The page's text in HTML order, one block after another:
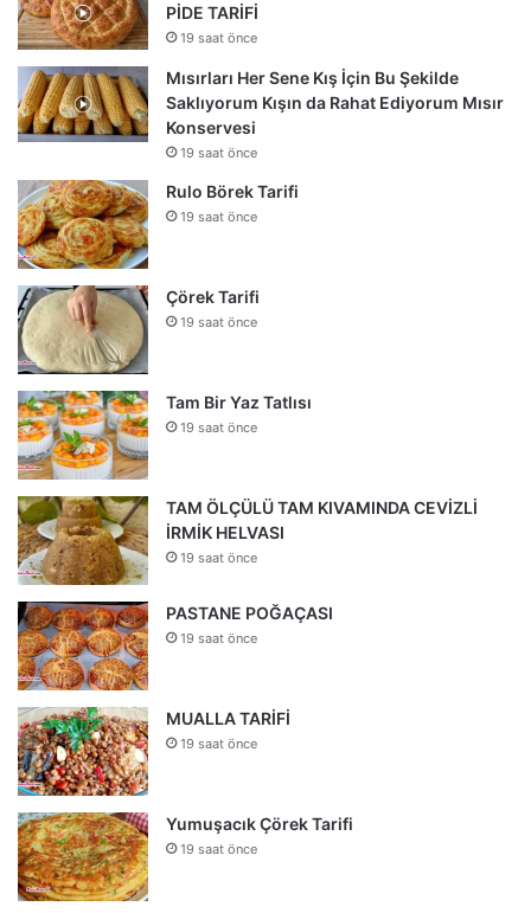
PİDE TARİFİ
19 saat önce
Mısırları Her Sene Kış İçin Bu Şekilde
Saklıyorum Kışın da Rahat Ediyorum Mısır
Konservesi
19 saat önce
Rulo Börek Tarifi
19 saat önce
Çörek Tarifi
19 saat önce
Tam Bir Yaz Tatlısı
19 saat önce
TAM ÖLÇÜLÜ TAM KIVAMINDA CEVİZLİ
İRMİK HELVASI
19 saat önce
PASTANE POĞAÇASI
19 saat önce
MUALLA TARİFİ
19 saat önce
Yumuşacık Çörek Tarifi
19 saat önce